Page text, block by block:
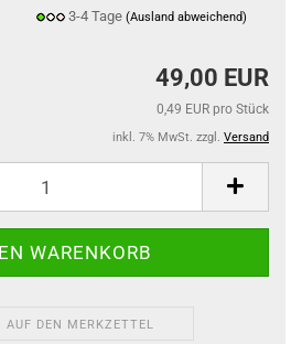
3-4 Tage (Ausland abweichend)
49,00 EUR
0,49 EUR pro Stück
inkl. 7% MwSt. zzgl. Versand
AUF DEN MERKZETTEL